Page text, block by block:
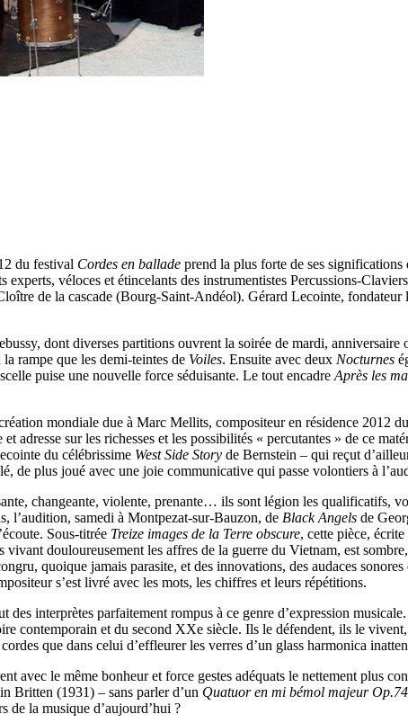
du festival Cordes en ballade prend la plus forte de ses
experts, véloces et étincelants des instrumentistes Percussions-
de la cascade (Bourg-Saint-Andéol). Gérard Lecointe,
dont diverses partitions ouvrent la soirée de mardi,
rampe que les demi-teintes de Voiles. Ensuite avec deux Nocturnes
puise une nouvelle force séduisante. Le tout encadre Après les
mondiale due à Marc Mellits, compositeur en résidence 2012
adresse sur les richesses et les possibilités « percutantes » de ce
du célébrissime West Side Story de Bernstein – qui reçut
de plus joué avec une joie communicative qui passe volontiers à
changeante, violente, prenante… ils sont légion les qualificatifs,
l’audition, samedi à Montpezat-sur-Bauzon, de Black Angels de
Sous-titrée Treize images de la Terre obscure, cette pièce,
vivant douloureusement les affres de la guerre du Vietnam, est
quoique jamais parasite, et des innovations, des audaces
s’est livré avec les mots, les chiffres et leurs répétitions.
interprètes parfaitement rompus à ce genre d’expression
contemporain et du second XXe siècle. Ils le défendent, ils le
que dans celui d’effleurer les verres d’un glass harmonica
avec le même bonheur et force gestes adéquats le nettement plus
Britten (1931) – sans parler d’un Quatuor en mi bémol majeur
de la musique d’aujourd’hui ?